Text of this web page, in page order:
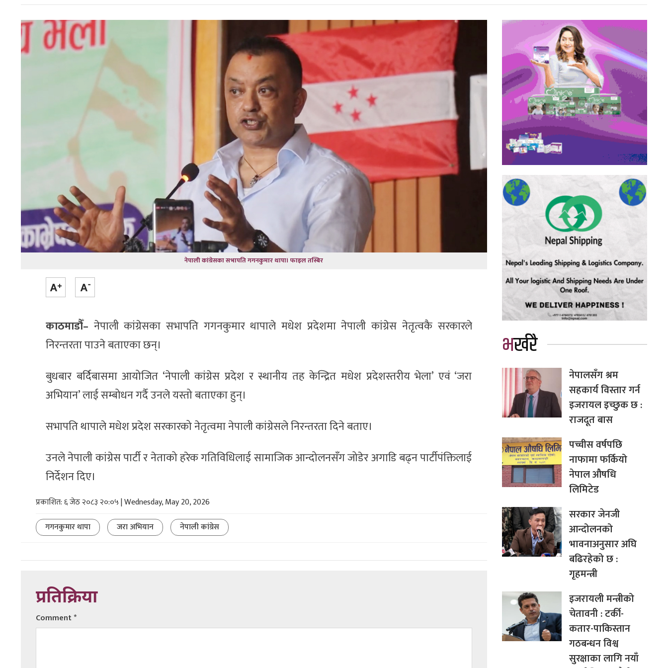
नेपाली कांग्रेसका सभापति गगनकुमार थापा। फाइल तस्बिर
काठमाडौँ– नेपाली कांग्रेसका सभापति गगनकुमार थापाले मधेश प्रदेशमा नेपाली कांग्रेस नेतृत्वकै सरकारले
निरन्तरता पाउने बताएका छन्।
बुधबार बर्दिबासमा आयोजित ‘नेपाली कांग्रेस प्रदेश र स्थानीय तह केन्द्रित मधेश प्रदेशस्तरीय भेला’ एवं ‘जरा
अभियान’ लाई सम्बोधन गर्दै उनले यस्तो बताएका हुन्।
सभापति थापाले मधेश प्रदेश सरकारको नेतृत्वमा नेपाली कांग्रेसले निरन्तरता दिने बताए।
उनले नेपाली कांग्रेस पार्टी र नेताको हरेक गतिविधिलाई सामाजिक आन्दोलनसँग जोडेर अगाडि बढ्न पार्टीपंक्तिलाई
निर्देशन दिए।
प्रकाशित: ६ जेठ २०८३ २०:०५ | Wednesday, May 20, 2026
गगनकुमार थापा
जरा अभियान नेपाली कांग्रेस
प्रतिक्रिया
Comment*
भर्खरै
नेपालसँग श्रम
सहकार्य विस्तार गर्न
इजरायल इच्छुक छ :
राजदूत बास
पच्चीस वर्षपछि
नाफामा फर्कियो
नेपाल औषधि
लिमिटेड
सरकार जेनजी
आन्दोलनको
भावनाअनुसार अघि
बढिरहेको छ :
गृहमन्त्री
इजरायली मन्त्रीको
चेतावनी : टर्की-
कतार-पाकिस्तान
गठबन्धन विश्व
सुरक्षाका लागि नयाँ